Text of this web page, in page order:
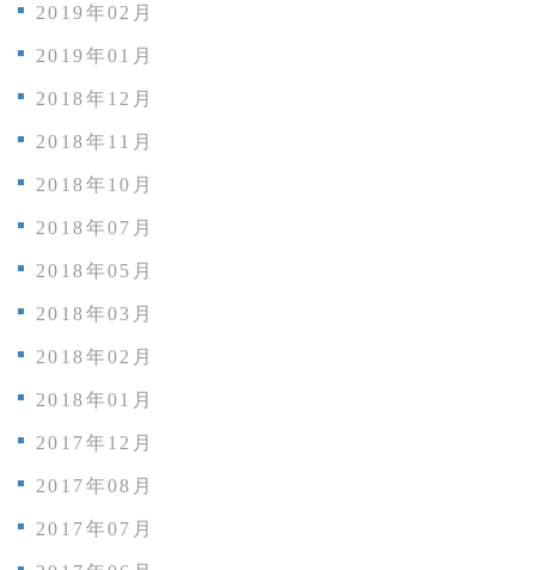
2019年02月
2019年01月
2018年12月
2018年11月
2018年10月
2018年07月
2018年05月
2018年03月
2018年02月
2018年01月
2017年12月
2017年08月
2017年07月